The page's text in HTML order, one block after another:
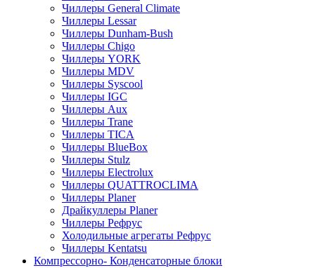
Чиллеры General Climate
Чиллеры Lessar
Чиллеры Dunham-Bush
Чиллеры Chigo
Чиллеры YORK
Чиллеры MDV
Чиллеры Syscool
Чиллеры IGC
Чиллеры Aux
Чиллеры Trane
Чиллеры TICA
Чиллеры BlueBox
Чиллеры Stulz
Чиллеры Electrolux
Чиллеры QUATTROCLIMA
Чиллеры Planer
Драйкуллеры Planer
Чиллеры Рефрус
Холодильные агрегаты Рефрус
Чиллеры Kentatsu
Компрессорно- Конденсаторные блоки